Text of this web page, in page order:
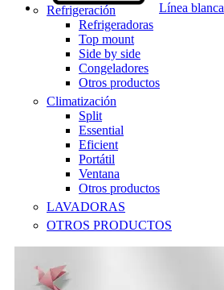
Línea blanca
Refrigeración
Refrigeradoras
Top mount
Side by side
Congeladores
Otros productos
Climatización
Split
Essential
Eficient
Portátil
Ventana
Otros productos
LAVADORAS
OTROS PRODUCTOS